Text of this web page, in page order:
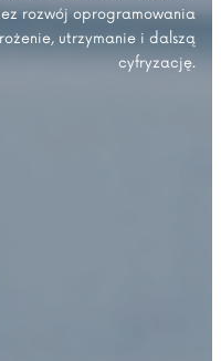
rozwój oprogramowania
utrzymanie i dalszą
cyfryzację.